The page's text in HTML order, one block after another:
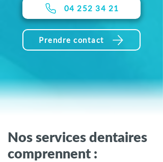
04 252 34 21
Prendre contact
Nos services dentaires
comprennent :